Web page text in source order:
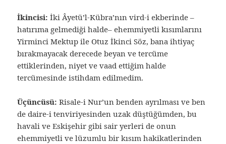
İkincisi: İki Âyetü’l-Kübra’nın vird-i ekberinde –
hatırıma gelmediği halde– ehemmiyetli kısımlarını
Yirminci Mektup ile Otuz İkinci Söz, bana ihtiyaç
bırakmayacak derecede beyan ve tercüme
ettiklerinden, niyet ve vaad ettiğim halde
tercümesinde istihdam edilmedim.
Üçüncüsü: Risale-i Nur’un benden ayrılması ve ben
de daire-i tenviriyesinden uzak düştüğümden, bu
havali ve Eskişehir gibi sair yerleri de onun
ehemmiyetli ve lüzumlu bir kısım hakikatlerinden